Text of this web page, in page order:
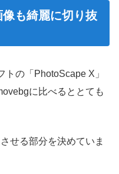
も綺麗に切り抜
の「PhotoScape X」
に比べるととても
せる部分を決めていま